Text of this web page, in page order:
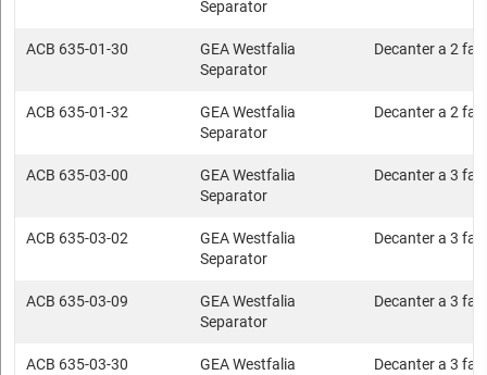
Separator
ACB 635-01-30
GEA Westfalia
Separator
Decanter a 2 fasi
ACB 635-01-32
GEA Westfalia
Separator
Decanter a 2 fasi
ACB 635-03-00
GEA Westfalia
Separator
Decanter a 3 fasi
ACB 635-03-02
GEA Westfalia
Separator
Decanter a 3 fasi
ACB 635-03-09
GEA Westfalia
Separator
Decanter a 3 fasi
ACB 635-03-30
GEA Westfalia
Decanter a 3 fasi